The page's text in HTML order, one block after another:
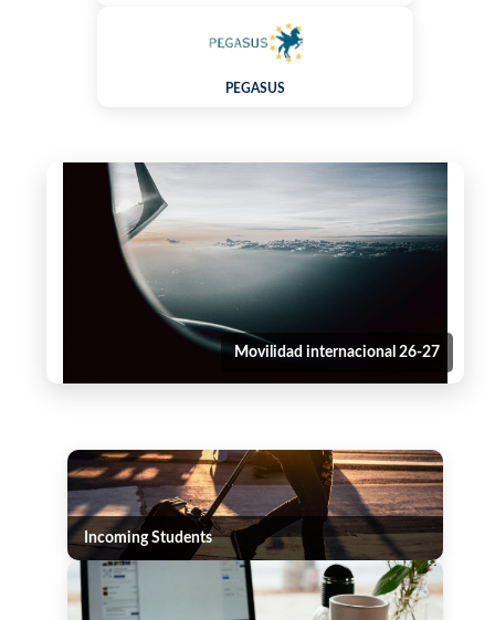
PEGASUS
Movilidad internacional 26-27
Incoming Students